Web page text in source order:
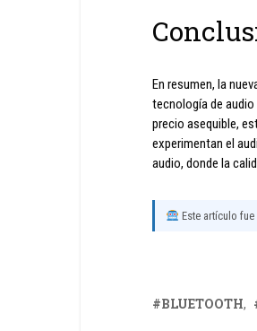
En resumen, la
tecnología de
precio asequible,
experimentan el
audio, donde la
Este artículo
BLUETOOTH